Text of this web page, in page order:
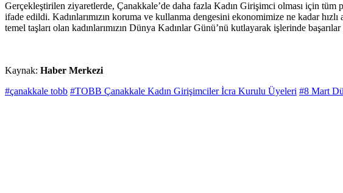
Gerçekleştirilen ziyaretlerde, Çanakkale’de daha fazla Kadın Girişimci olması için
ifade edildi. Kadınlarımızın koruma ve kullanma dengesini ekonomimize ne kadar
temel taşları olan kadınlarımızın Dünya Kadınlar Günü’nü kutlayarak işlerinde
Kaynak: Haber Merkezi
#çanakkale tobb #TOBB Çanakkale Kadın Girişimciler İcra Kurulu Üyeleri #8 Mart